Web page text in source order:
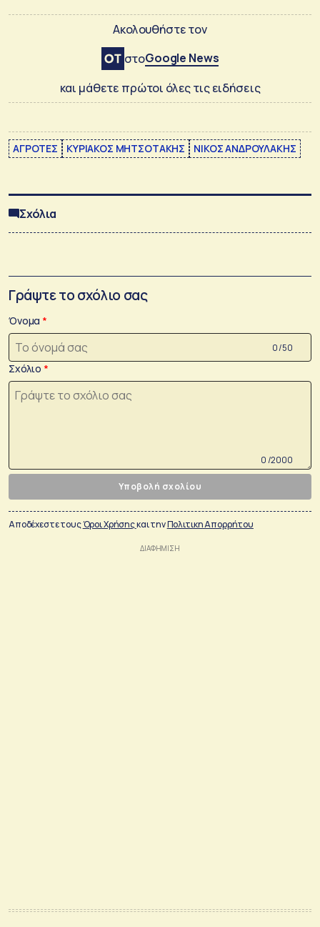
Ακολουθήστε τον
στοGoogle News
και μάθετε πρώτοι όλες τις ειδήσεις
ΑΓΡΟΤΕΣ ΚΥΡΙΑΚΟΣ ΜΗΤΣΟΤΑΚΗΣ ΝΙΚΟΣ ΑΝΔΡΟΥΛΑΚΗΣ
Σχόλια
Γράψτε το σχόλιο σας
Όνομα
0 /50
Σχόλιο
0 /2000
Υποβολή σχολίου
Αποδέχεστε τουςΌροι Χρήσηςκαι τηνΠολιτικη Απορρήτου